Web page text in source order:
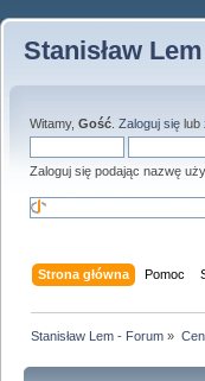
Stanisław
Witamy, Gość Zaloguj się lub
Zaloguj się podając nazwę
Strona główna Pomoc
Stanisław Lem - Forum »